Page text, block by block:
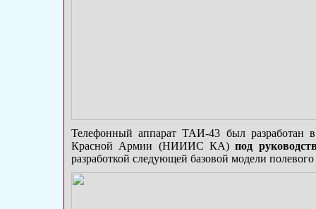
Телефонный аппарат ТАИ-43 был разработан в
Красной Армии (НИИИС КА)под
разработкой следующей базовой модели